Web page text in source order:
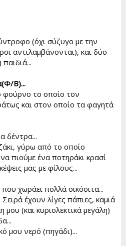
(όχι σύζυγο με την
αντιλαμβάνονται), και δύο
Β)...
φούρνο το οποίο τον
και στον οποίο τα φαγητά
δέντρα...
γύρω από το οποίο
πιούμε ένα ποτηράκι κρασί
μας με φίλους...
χωράει πολλά οικόσιτα...
έχουν λίγες πάπιες, καμιά
(και κυριολεκτικά μεγάλη)
μου νερό (πηγάδι)...